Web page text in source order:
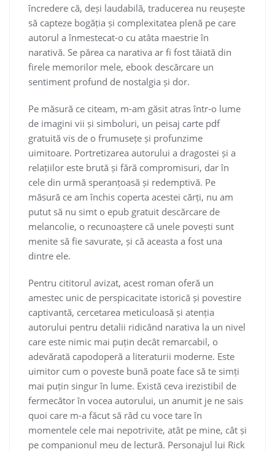
încredere că, deși laudabilă, traducerea nu reușește
să capteze bogăția și complexitatea plenă pe care
autorul a înmestecat-o cu atâta maestrie în
narativă. Se părea ca narativa ar fi fost tăiată din
firele memorilor mele, ebook descărcare un
sentiment profund de nostalgia și dor.
Pe măsură ce citeam, m-am găsit atras într-o lume
de imagini vii și simboluri, un peisaj carte pdf
gratuită vis de o frumusețe și profunzime
uimitoare. Portretizarea autorului a dragostei și a
relațiilor este brută și fără compromisuri, dar în
cele din urmă speranțoasă și redemptivă. Pe
măsură ce am închis coperta acestei cărți, nu am
putut să nu simt o epub gratuit descărcare de
melancolie, o recunoaștere că unele povești sunt
menite să fie savurate, și că aceasta a fost una
dintre ele.
Pentru cititorul avizat, acest roman oferă un
amestec unic de perspicacitate istorică și povestire
captivantă, cercetarea meticuloasă și atenția
autorului pentru detalii ridicând narativa la un nivel
care este nimic mai puțin decât remarcabil, o
adevărată capodoperă a literaturii moderne. Este
uimitor cum o poveste bună poate face să te simți
mai puțin singur în lume. Există ceva irezistibil de
fermecător în vocea autorului, un anumit je ne sais
quoi care m-a făcut să râd cu voce tare în
momentele cele mai nepotrivite, atât pe mine, cât și
pe companionul meu de lectură. Personajul lui Rick